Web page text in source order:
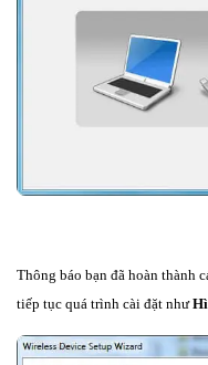
Thông báo bạn đã hoàn thành
tiếp tục quá trình cài đặt như